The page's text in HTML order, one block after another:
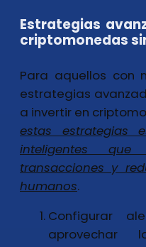
Estrategias
criptomonedas
Para aquellos con
estrategias
a invertir en
estas estrategias
inteligentes que
transacciones y
humanos.
Configurar
aprovechar